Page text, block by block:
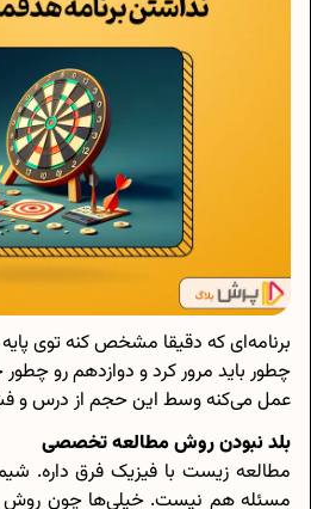
برنامه‌ای که دقیقا مشخص کنه توی
چطور باید مرور کرد و دوازدهم رو
عمل می‌کنه وسط این حجم از درس و
بلد نبودن روش مطالعه تخصصی
مطالعه زیست با فیزیک فرق داره.
مسئله هم نیست. خیلی‌ها چون